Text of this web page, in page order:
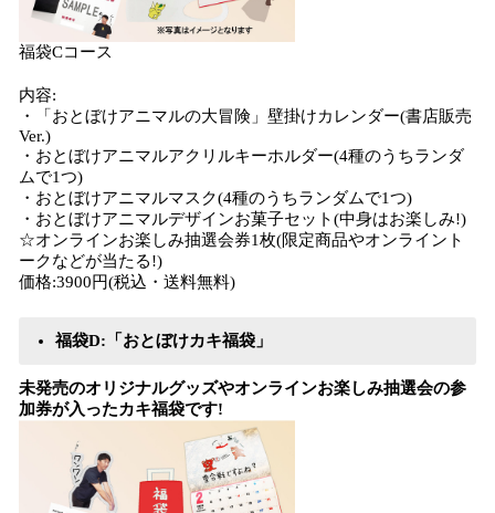
福袋Cコース
内容:
・「おとぼけアニマルの大冒険」壁掛けカレンダー(書店販売
Ver.)
・おとぼけアニマルアクリルキーホルダー(4種のうちランダ
ムで1つ)
・おとぼけアニマルマスク(4種のうちランダムで1つ)
・おとぼけアニマルデザインお菓子セット(中身はお楽しみ!)
☆オンラインお楽しみ抽選会券1枚(限定商品やオンライント
ークなどが当たる!)
価格:3900円(税込・送料無料)
福袋D:「おとぼけカキ福袋」
​未発売のオリジナルグッズやオンラインお楽しみ抽選会の参
加券が入ったカキ福袋です!